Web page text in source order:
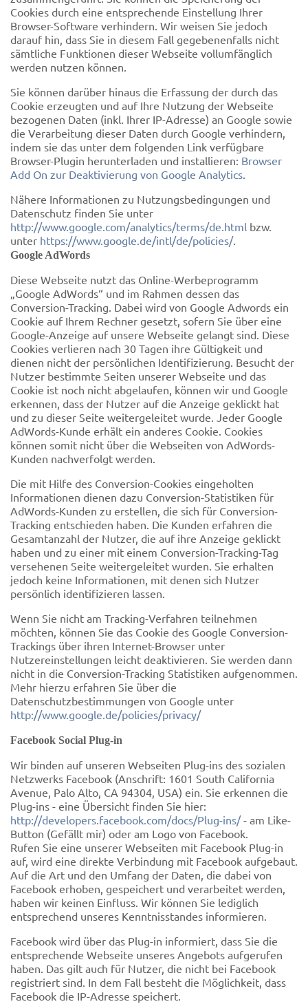
Cookies durch eine entsprechende Einstellung Ihrer
Browser-Software verhindern. Wir weisen Sie jedoch
darauf hin, dass Sie in diesem Fall gegebenenfalls nicht
sämtliche Funktionen dieser Webseite vollumfänglich
werden nutzen können.
Sie können darüber hinaus die Erfassung der durch das
Cookie erzeugten und auf Ihre Nutzung der Webseite
bezogenen Daten (inkl. Ihrer IP-Adresse) an Google sowie
die Verarbeitung dieser Daten durch Google verhindern,
indem sie das unter dem folgenden Link verfügbare
Browser-Plugin herunterladen und installieren: Browser
Add On zur Deaktivierung von Google Analytics.
Nähere Informationen zu Nutzungsbedingungen und
Datenschutz finden Sie unter
http://www.google.com/analytics/terms/de.html bzw.
unter https://www.google.de/intl/de/policies/.
Google AdWords
Diese Webseite nutzt das Online-Werbeprogramm
„Google AdWords“ und im Rahmen dessen das
Conversion-Tracking. Dabei wird von Google Adwords ein
Cookie auf Ihrem Rechner gesetzt, sofern Sie über eine
Google-Anzeige auf unsere Webseite gelangt sind. Diese
Cookies verlieren nach 30 Tagen ihre Gültigkeit und
dienen nicht der persönlichen Identifizierung. Besucht der
Nutzer bestimmte Seiten unserer Webseite und das
Cookie ist noch nicht abgelaufen, können wir und Google
erkennen, dass der Nutzer auf die Anzeige geklickt hat
und zu dieser Seite weitergeleitet wurde. Jeder Google
AdWords-Kunde erhält ein anderes Cookie. Cookies
können somit nicht über die Webseiten von AdWords-
Kunden nachverfolgt werden.
Die mit Hilfe des Conversion-Cookies eingeholten
Informationen dienen dazu Conversion-Statistiken für
AdWords-Kunden zu erstellen, die sich für Conversion-
Tracking entschieden haben. Die Kunden erfahren die
Gesamtanzahl der Nutzer, die auf ihre Anzeige geklickt
haben und zu einer mit einem Conversion-Tracking-Tag
versehenen Seite weitergeleitet wurden. Sie erhalten
jedoch keine Informationen, mit denen sich Nutzer
persönlich identifizieren lassen.
Wenn Sie nicht am Tracking-Verfahren teilnehmen
möchten, können Sie das Cookie des Google Conversion-
Trackings über ihren Internet-Browser unter
Nutzereinstellungen leicht deaktivieren. Sie werden dann
nicht in die Conversion-Tracking Statistiken aufgenommen.
Mehr hierzu erfahren Sie über die
Datenschutzbestimmungen von Google unter
http://www.google.de/policies/privacy/
Facebook Social Plug-in
Wir binden auf unseren Webseiten Plug-ins des sozialen
Netzwerks Facebook (Anschrift: 1601 South California
Avenue, Palo Alto, CA 94304, USA) ein. Sie erkennen die
Plug-ins - eine Übersicht finden Sie hier:
http://developers.facebook.com/docs/Plug-ins/- am Like-
Button (Gefällt mir) oder am Logo von Facebook.
Rufen Sie eine unserer Webseiten mit Facebook Plug-in
auf, wird eine direkte Verbindung mit Facebook aufgebaut.
Auf die Art und den Umfang der Daten, die dabei von
Facebook erhoben, gespeichert und verarbeitet werden,
haben wir keinen Einfluss. Wir können Sie lediglich
entsprechend unseres Kenntnisstandes informieren.
Facebook wird über das Plug-in informiert, dass Sie die
entsprechende Webseite unseres Angebots aufgerufen
haben. Das gilt auch für Nutzer, die nicht bei Facebook
registriert sind. In dem Fall besteht die Möglichkeit, dass
Facebook die IP-Adresse speichert.